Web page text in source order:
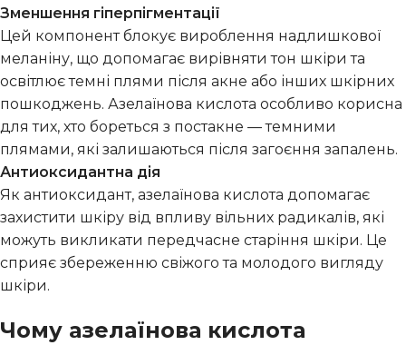
Зменшення гіперпігментації
Цей компонент блокує вироблення надлишкової
меланіну, що допомагає вирівняти тон шкіри та
освітлює темні плями після акне або інших шкірних
пошкоджень. Азелаїнова кислота особливо корисна
для тих, хто бореться з постакне — темними
плямами, які залишаються після загоєння запалень.
Антиоксидантна дія
Як антиоксидант, азелаїнова кислота допомагає
захистити шкіру від впливу вільних радикалів, які
можуть викликати передчасне старіння шкіри. Це
сприяє збереженню свіжого та молодого вигляду
шкіри.
Чому азелаїнова кислота